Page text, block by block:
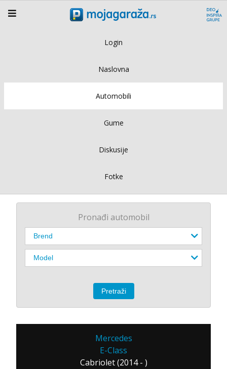
Login
Naslovna
Automobili
Gume
Diskusije
Fotke
Pronađi automobil
Mercedes
E-Class
Cabriolet (2014 - )